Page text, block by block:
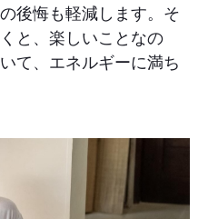
後悔も軽減します。そ
と、楽しいことなの
て、エネルギーに満ち